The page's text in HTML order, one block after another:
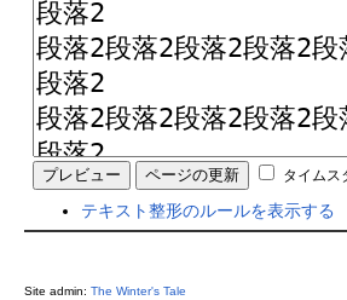
タイムス
テキスト整形のルールを表示する
Site admin: The Winter's Tale